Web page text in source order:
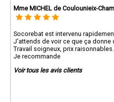
Mme MICHEL de Coulounieix-
Socorebat est intervenu
J'attends de voir ce que ça donne
Travail soigneux, prix raisonnables.
Je recommande
Voir tous les avis clients